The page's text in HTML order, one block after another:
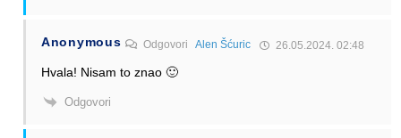
Anonymous OdgovoriAlen Šćuric 26.05.2024. 02:48
Hvala! Nisam to znao 🙂
Odgovori